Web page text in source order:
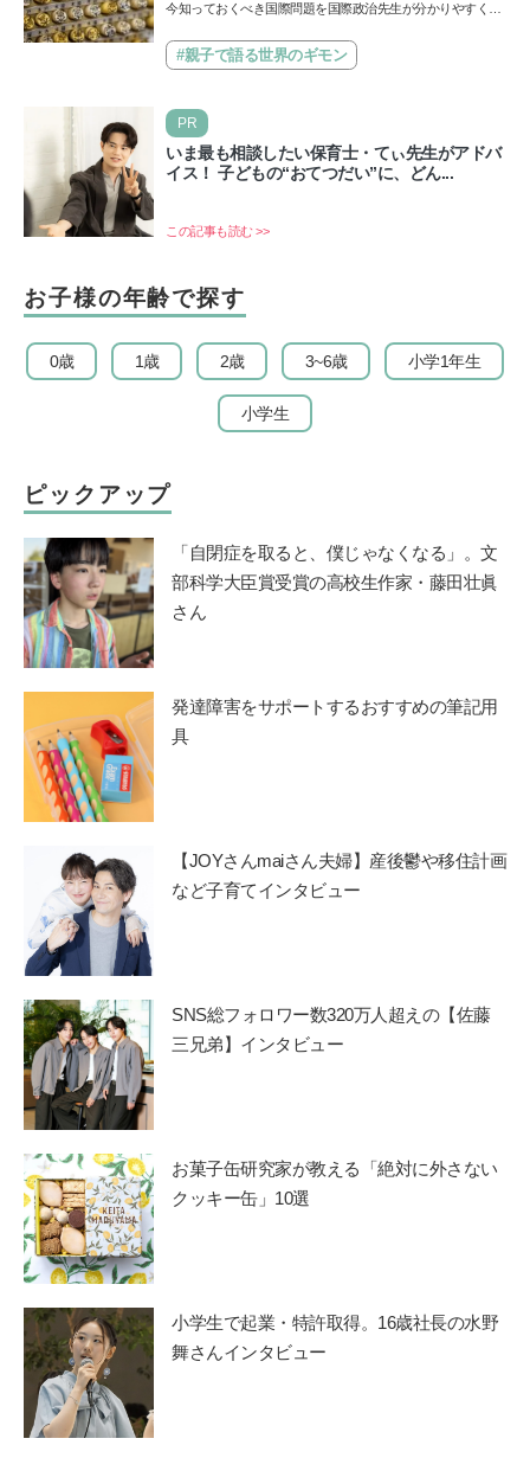
今知っておくべき国際問題を国際政治先生が分かりやすく解
類…#親子で語る世界のギモン
PR
いま最も相談したい保育士・てぃ先生がアドバ
イス！ 子どもの“おてつだい”に、どん...
この記事も読む >>
お子様の年齢で探す
0歳 1歳 2歳 3~6歳 小学1年生
小学生
ピックアップ
「自閉症を取ると、僕じゃなくなる」。文
部科学大臣賞受賞の高校生作家・藤田壮眞
さん
発達障害をサポートするおすすめの筆記用
具
【JOYさんmaiさん夫婦】産後鬱や移住計画
など子育てインタビュー
SNS総フォロワー数320万人超えの【佐藤
三兄弟】インタビュー
お菓子缶研究家が教える「絶対に外さない
クッキー缶」10選
小学生で起業・特許取得。16歳社長の水野
舞さんインタビュー